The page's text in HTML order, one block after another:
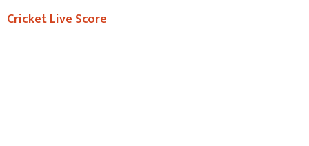
Cricket Live Score